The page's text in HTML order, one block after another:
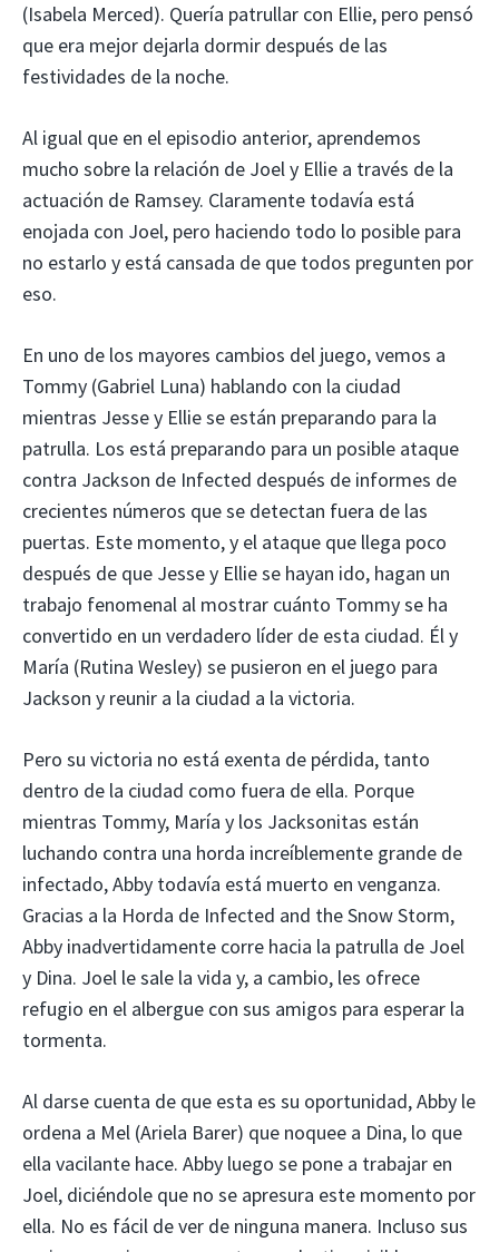
(Isabela Merced). Quería patrullar con Ellie, pero pensó
que era mejor dejarla dormir después de las
festividades de la noche.
Al igual que en el episodio anterior, aprendemos
mucho sobre la relación de Joel y Ellie a través de la
actuación de Ramsey. Claramente todavía está
enojada con Joel, pero haciendo todo lo posible para
no estarlo y está cansada de que todos pregunten por
eso.
En uno de los mayores cambios del juego, vemos a
Tommy (Gabriel Luna) hablando con la ciudad
mientras Jesse y Ellie se están preparando para la
patrulla. Los está preparando para un posible ataque
contra Jackson de Infected después de informes de
crecientes números que se detectan fuera de las
puertas. Este momento, y el ataque que llega poco
después de que Jesse y Ellie se hayan ido, hagan un
trabajo fenomenal al mostrar cuánto Tommy se ha
convertido en un verdadero líder de esta ciudad. Él y
María (Rutina Wesley) se pusieron en el juego para
Jackson y reunir a la ciudad a la victoria.
Pero su victoria no está exenta de pérdida, tanto
dentro de la ciudad como fuera de ella. Porque
mientras Tommy, María y los Jacksonitas están
luchando contra una horda increíblemente grande de
infectado, Abby todavía está muerto en venganza.
Gracias a la Horda de Infected and the Snow Storm,
Abby inadvertidamente corre hacia la patrulla de Joel
y Dina. Joel le sale la vida y, a cambio, les ofrece
refugio en el albergue con sus amigos para esperar la
tormenta.
Al darse cuenta de que esta es su oportunidad, Abby le
ordena a Mel (Ariela Barer) que noquee a Dina, lo que
ella vacilante hace. Abby luego se pone a trabajar en
Joel, diciéndole que no se apresura este momento por
ella. No es fácil de ver de ninguna manera. Incluso sus